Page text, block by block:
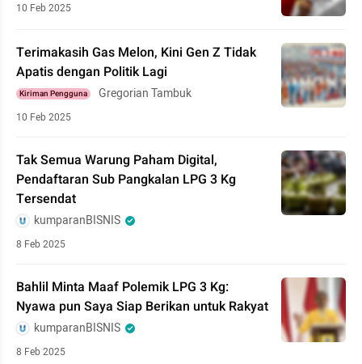
10 Feb 2025
Terimakasih Gas Melon, Kini Gen Z Tidak
Apatis dengan Politik Lagi
Kiriman Pengguna Gregorian Tambuk
10 Feb 2025
Tak Semua Warung Paham Digital,
Pendaftaran Sub Pangkalan LPG 3 Kg
Tersendat
kumparanBISNIS
8 Feb 2025
Bahlil Minta Maaf Polemik LPG 3 Kg:
Nyawa pun Saya Siap Berikan untuk Rakyat
kumparanBISNIS
8 Feb 2025